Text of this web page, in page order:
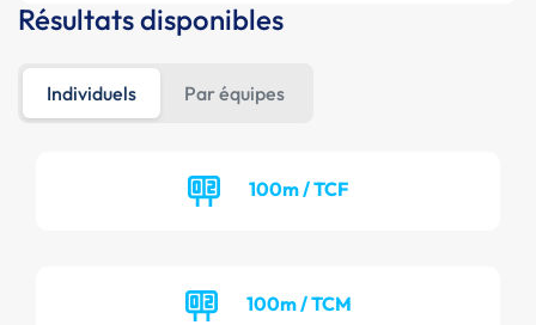
Résultats disponibles
Individuels Par équipes
100m / TCF
100m / TCM